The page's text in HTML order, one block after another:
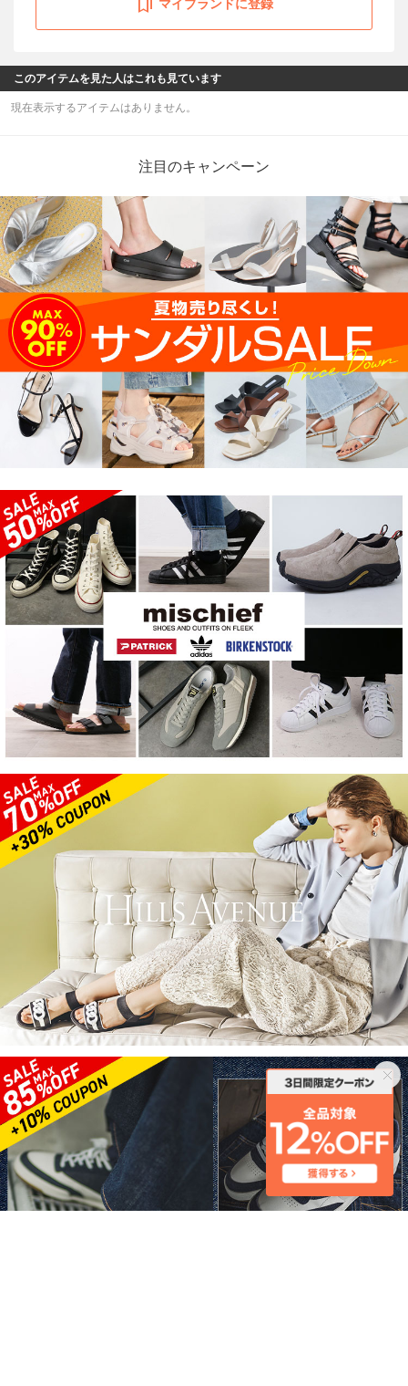
マイブランドに登録
このアイテムを見た人はこれも見ています
現在表示するアイテムはありません。
注目のキャンペーン